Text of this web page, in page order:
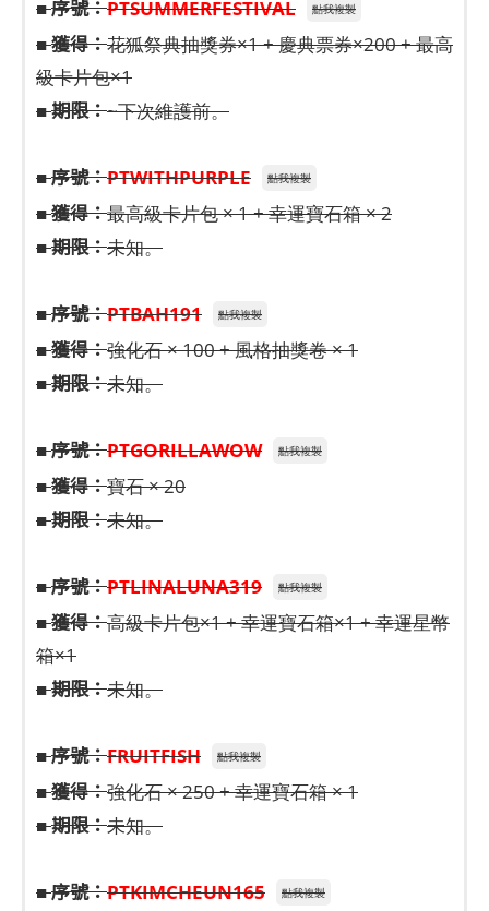
■序號：PTSUMMERFESTIVAL 點我複製
■獲得：花狐祭典抽獎券×1 + 慶典票券×200 + 最高
級卡片包×1
■期限：~下次維護前。
■序號：PTWITHPURPLE 點我複製
■獲得：最高級卡片包 × 1 + 幸運寶石箱 × 2
■期限：未知。​​​​​​
■序號：PTBAH191 點我複製
■獲得：強化石 × 100 + 風格抽獎卷 × 1
■期限：未知。
■序號：PTGORILLAWOW 點我複製
■獲得：寶石 × 20
■期限：未知。
■序號：PTLINALUNA319 點我複製
■獲得：高級卡片包×1 + 幸運寶石箱×1 + 幸運星幣
箱×1
■期限：未知。
■序號：FRUITFISH 點我複製
■獲得：強化石 × 250 + 幸運寶石箱 × 1
■期限：未知。
■序號：PTKIMCHEUN165 點我複製